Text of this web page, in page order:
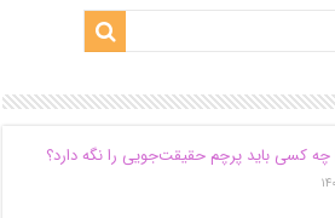
کسی باید پرچم حقیقت‌جویی را نگه دارد؟